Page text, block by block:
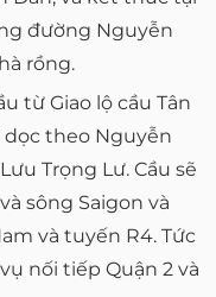
đường Nguyễn
rồng.
từ Giao lộ cầu Tân
dọc theo Nguyễn
Trọng Lư. Cầu sẽ
sông Saigon và
và tuyến R4. Tức
nối tiếp Quận 2 và